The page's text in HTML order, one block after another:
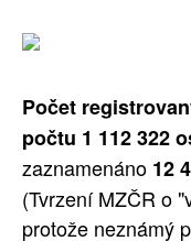
Počet
počtu 1 112 322
zaznamenáno 12
(Tvrzení MZČR o
protože neznámý